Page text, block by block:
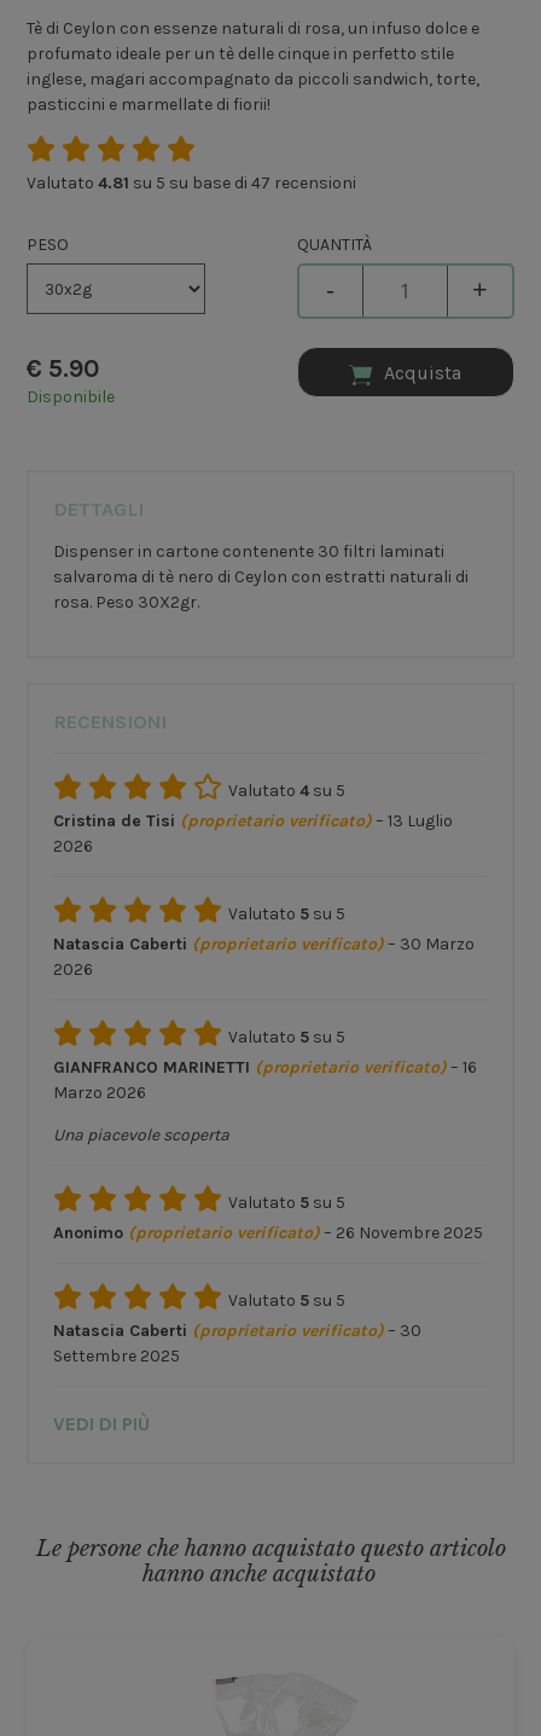
Tè di Ceylon con essenze naturali di rosa, un infuso dolce e
profumato ideale per un tè delle cinque in perfetto stile
inglese, magari accompagnato da piccoli sandwich, torte,
pasticcini e marmellate di fiorii!
Valutato4.81 su 5 su base di47 recensioni
PESO
€ 5.90
Disponibile
QUANTITÀ
- +
Acquista
DETTAGLI
Dispenser in cartone contenente 30 filtri laminati
salvaroma di tè nero di Ceylon con estratti naturali di
rosa. Peso 30X2gr.
RECENSIONI
Valutato4su 5
Cristina de Tisi (proprietario verificato) – 13 Luglio
2026
Valutato 5 su 5
Natascia Caberti (proprietario verificato) – 30 Marzo
2026
Valutato 5 su 5
GIANFRANCO MARINETTI (proprietario verificato) – 16
Marzo 2026
Una piacevole scoperta
Valutato 5 su 5
Anonimo (proprietario verificato) – 26 Novembre 2025
Valutato 5 su 5
Natascia Caberti (proprietario verificato) – 30
Settembre 2025
VEDI DI PIÙ
Le persone che hanno acquistato questo articolo
hanno anche acquistato